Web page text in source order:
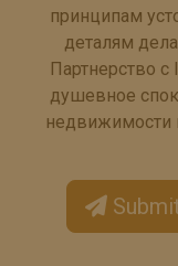
принципам
деталям
Партнерство с
душевное
недвижимости